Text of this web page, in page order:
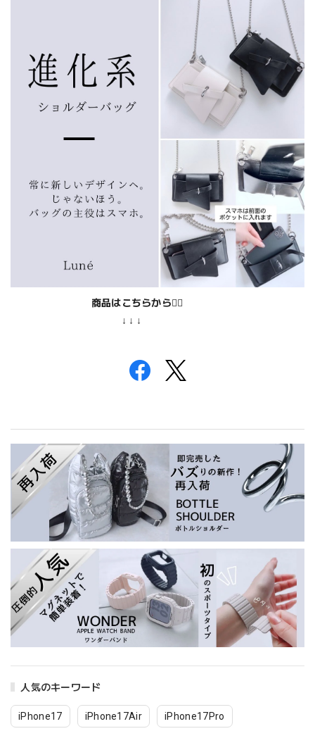
人気のキーワード
iPhone17 iPhone17Air iPhone17Pro
商品はこちらから💁‍♀️
↓ ↓ ↓